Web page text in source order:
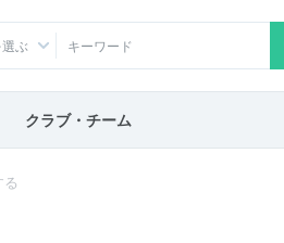
ぶ
クラブ・チーム